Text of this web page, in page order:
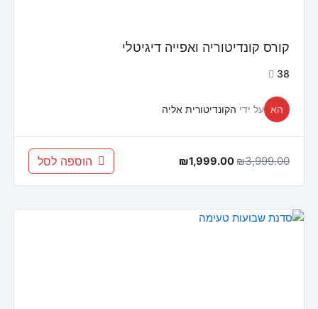
קורס קונדיטוריה ואפייה דיגיטלי
38
הא על ידי הקונדיטורית אליה
₪3,999.00
₪1,999.00 הוספה לסל